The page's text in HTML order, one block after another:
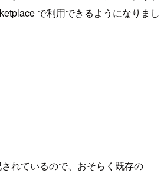
で利用できるようになりまし
れているので、おそらく既存の